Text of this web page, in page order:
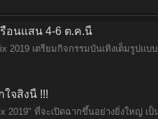
อนแสน 4-6 ต.ค.นี้
2019 เตรียมกิจกรรมบันเทิงเต็มรูปแ
จสิ่งนี้ !!!
2019" ที่จะเปิดฉากขึ้นอย่างยิ่งใหญ่ เ